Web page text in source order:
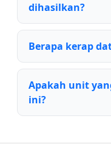
dihasilkan?
Berapa kerap
Apakah unit
ini?